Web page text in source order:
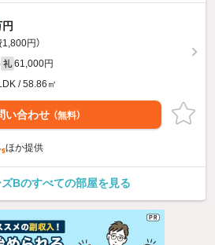
1,800円）
礼 61,000円
/ 58.86㎡
い合わせ （無料）
ほか提供
Bのすべての部屋を見る